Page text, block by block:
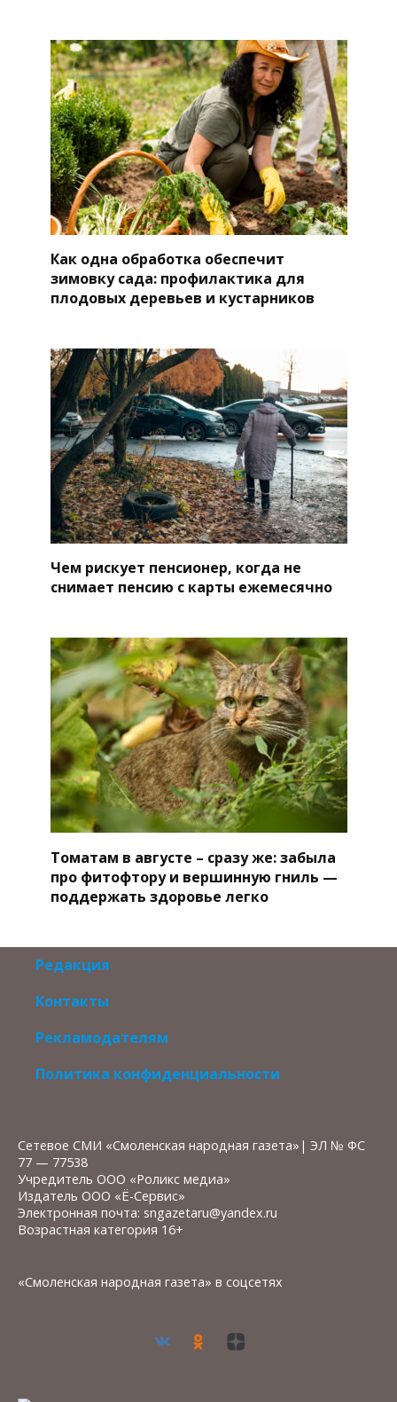
Как одна обработка обеспечит
зимовку сада: профилактика для
плодовых деревьев и кустарников
Чем рискует пенсионер, когда не
снимает пенсию с карты ежемесячно
Томатам в августе – сразу же: забыла
про фитофтору и вершинную гниль —
поддержать здоровье легко
Редакция
Контакты
Рекламодателям
Политика конфиденциальности
Сетевое СМИ «Смоленская народная газета»| ЭЛ № ФС
77 — 77538
Учредитель ООО «Роликс медиа»
Издатель ООО «Ё-Сервис»
Электронная почта: sngazetaru@yandex.ru
Возрастная категория 16+
«Смоленская народная газета» в соцсетях